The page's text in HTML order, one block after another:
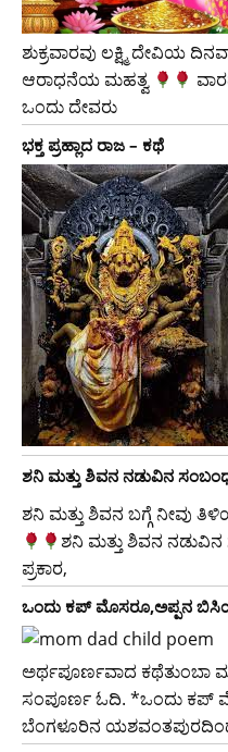
ಶುಕ್ರವಾರವು ಲಕ್ಷ್ಮಿ ದೇವಿಯ
ಆರಾಧನೆಯ ಮಹತ್ವ
ಒಂದು ದೇವರು
ಭಕ್ತ ಪ್ರಹ್ಲಾದ ರಾಜ – ಕಥೆ
ಶನಿ ಮತ್ತು ಶಿವನ ನಡುವಿನ
ಶನಿ ಮತ್ತು ಶಿವನ ಬಗ್ಗೆ ನೀವು
ಶನಿ ಮತ್ತು ಶಿವನ
ಪ್ರಕಾರ,
ಒಂದು ಕಪ್ ಮೊಸರೂ,ಅಪ್ಪನ
ಅರ್ಥಪೂರ್ಣವಾದ ಕಥೆತುಂಬಾ
ಸಂಪೂರ್ಣ ಓದಿ. *ಒಂದು ಕಪ್
ಬೆಂಗಳೂರಿನ